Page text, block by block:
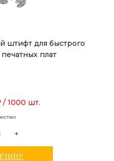
штифт для быстрого
плат
/ 1000 шт.
+